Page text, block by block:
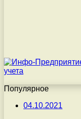
Популярное
04.10.2021